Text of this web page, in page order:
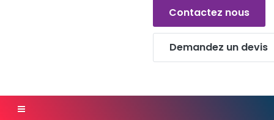
Contactez nous
Demandez un devis